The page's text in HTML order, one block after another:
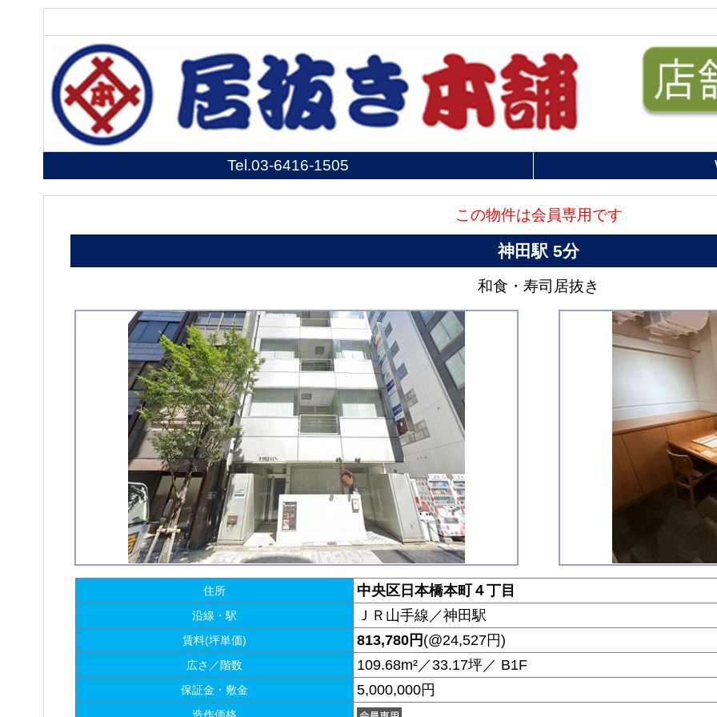
Tel.03-6416-1505
この物件は会員専用です
神田駅 5分
和食・寿司居抜き
住所 中央区日本橋本町４丁目
沿線・駅 ＪＲ山手線／神田駅
賃料(坪単価) 813,780円 (@24,527円)
広さ／階数 109.68m²／33.17坪／ B1F
保証金・敷金 5,000,000円